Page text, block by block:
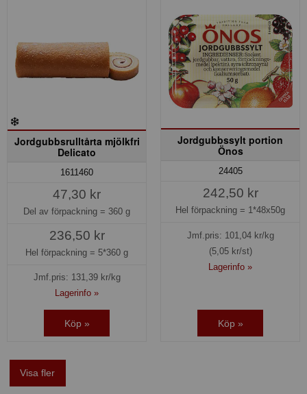
Jordgubbsrulltårta mjölkfri
Delicato
1611460
47,30 kr
Del av förpackning = 360 g
236,50 kr
Hel förpackning = 5*360 g
Jmf.pris: 131,39kr/kg
Lagerinfo »
Köp »
Jordgubbssylt portion
Önos
24405
242,50 kr
Hel förpackning = 1*48x50g
Jmf.pris: 101,04kr/kg
(5,05 kr/st)
Lagerinfo »
Köp »
Visa fler